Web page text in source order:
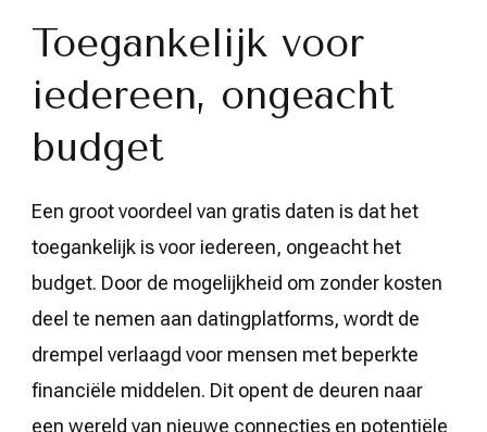
Toegankelijk voor
iedereen, ongeacht
budget
Een groot voordeel van gratis daten is dat het
toegankelijk is voor iedereen, ongeacht het
budget. Door de mogelijkheid om zonder kosten
deel te nemen aan datingplatforms, wordt de
drempel verlaagd voor mensen met beperkte
financiële middelen. Dit opent de deuren naar
een wereld van nieuwe connecties en potentiële